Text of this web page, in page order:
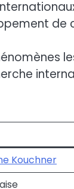
Kouchner